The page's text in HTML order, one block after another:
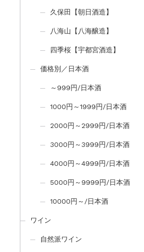
久保田【朝日酒造】
八海山【八海醸造】
四季桜【宇都宮酒造】
価格別／日本酒
～999円/日本酒
1000円～1999円/日本酒
2000円～2999円/日本酒
3000円～3999円/日本酒
4000円～4999円/日本酒
5000円～9999円/日本酒
10000円～/日本酒
ワイン
自然派ワイン